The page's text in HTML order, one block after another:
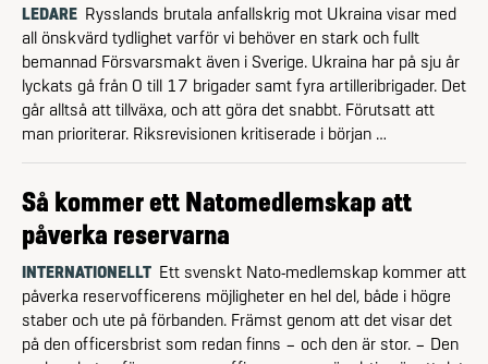
LEDARE Rysslands brutala anfallskrig mot Ukraina visar med
all önskvärd tydlighet varför vi behöver en stark och fullt
bemannad Försvarsmakt även i Sverige. Ukraina har på sju år
lyckats gå från 0 till 17 brigader samt fyra artilleribrigader. Det
går alltså att tillväxa, och att göra det snabbt. Förutsatt att
man prioriterar. Riksrevisionen kritiserade i början …
Så kommer ett Natomedlemskap att
påverka reservarna
INTERNATIONELLT Ett svenskt Nato-medlemskap kommer att
påverka reservofficerens möjligheter en hel del, både i högre
staber och ute på förbanden. Främst genom att det visar det
på den officersbrist som redan finns – och den är stor. – Den